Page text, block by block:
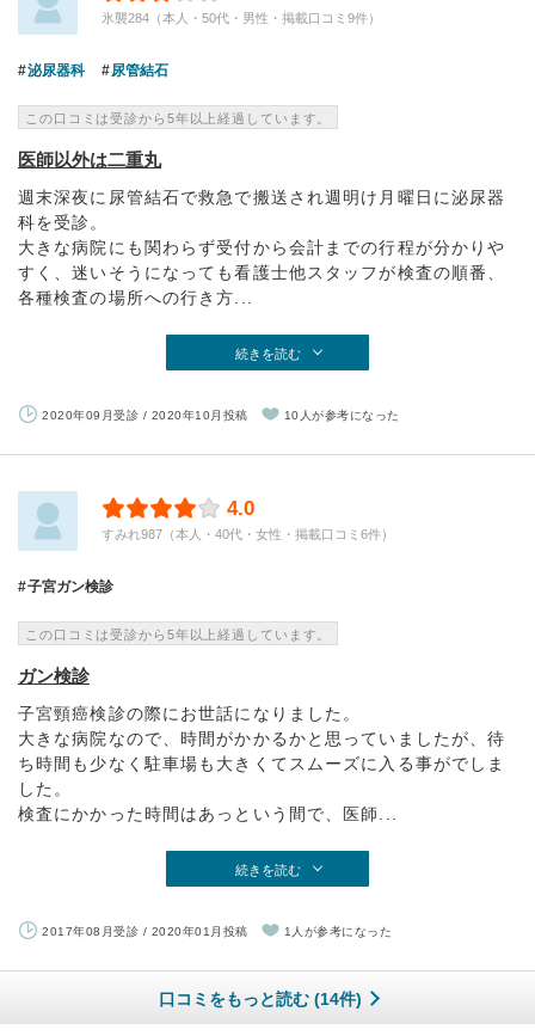
氷襲284（本人・50代・男性・掲載口コミ9件）
泌尿器科 尿管結石
この口コミは受診から5年以上経過しています。
医師以外は二重丸
週末深夜に尿管結石で救急で搬送され週明け月曜日に泌尿器
科を受診。
大きな病院にも関わらず受付から会計までの行程が分かりや
すく、迷いそうになっても看護士他スタッフが検査の順番、
各種検査の場所への行き方...
続きを読む
2020年09月受診 / 2020年10月投稿 10人が参考になった
4.0
すみれ987（本人・40代・女性・掲載口コミ6件）
子宮ガン検診
この口コミは受診から5年以上経過しています。
ガン検診
子宮頸癌検診の際にお世話になりました。
大きな病院なので、時間がかかるかと思っていましたが、待
ち時間も少なく駐車場も大きくてスムーズに入る事がでしま
した。
検査にかかった時間はあっという間で、医師...
続きを読む
2017年08月受診 / 2020年01月投稿 1人が参考になった
口コミをもっと読む (14件)